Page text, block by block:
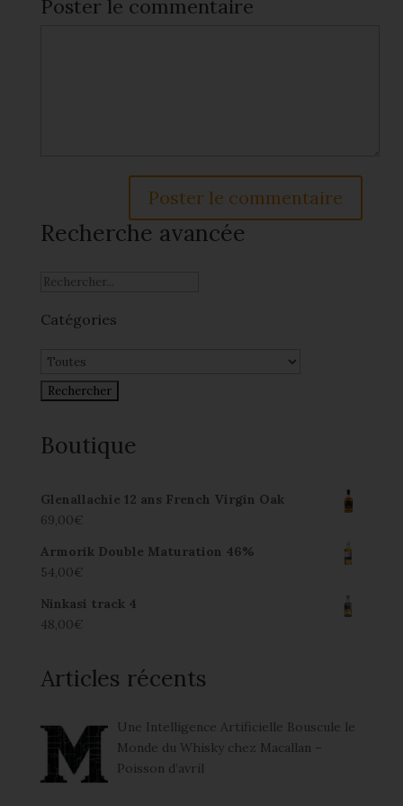
Poster le commentaire
Recherche avancée
Catégories
Boutique
Glenallachie 12 ans French Virgin Oak
69,00€
Armorik Double Maturation 46%
54,00€
Ninkasi track 4
48,00€
Articles récents
Une Intelligence Artificielle Bouscule le
Monde du Whisky chez Macallan –
Poisson d’avril